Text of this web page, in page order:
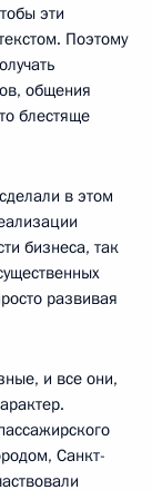
эти
Поэтому
общения
блестяще
в этом
бизнеса, так
развивая
и все они,
Санкт-